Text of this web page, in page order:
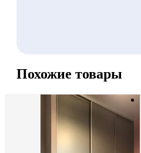
Похожие товары